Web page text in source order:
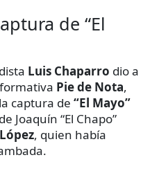
de “El
Luis Chaparro dio a
Pie de Nota,
captura de “El Mayo”
Joaquín “El Chapo”
, quien había